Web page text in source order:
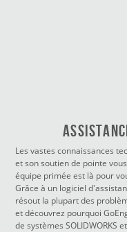
Les vastes connaissances
et son soutien de pointe
équipe primée est là pour
Grâce à un logiciel
résout la plupart des
et découvrez pourquoi
de systèmes SOLIDWORKS